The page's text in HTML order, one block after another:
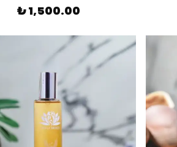
₺ 1,500.00